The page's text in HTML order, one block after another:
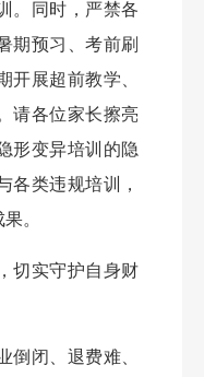
。同时，严禁各
期预习、考前刷
开展超前教学、
请各位家长擦亮
形变异培训的隐
各类违规培训，
。
切实守护自身财
倒闭、退费难、